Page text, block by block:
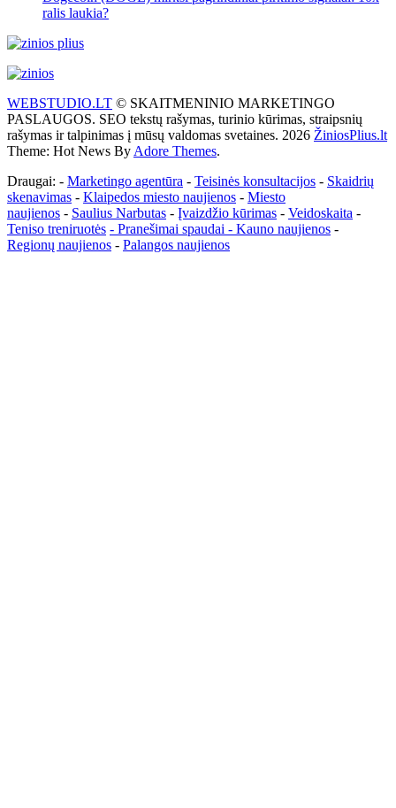
ralis laukia?
WEBSTUDIO.LT © SKAITMENINIO MARKETINGO
PASLAUGOS. SEO tekstų rašymas, turinio kūrimas, straipsnių
rašymas ir talpinimas į mūsų valdomas svetaines. 2026 ŽiniosPlius.lt
Theme: Hot News By Adore Themes.
Draugai: - Marketingo agentūra - Teisinės konsultacijos - Skaidrių
skenavimas - Klaipedos miesto naujienos - Miesto
naujienos - Saulius Narbutas - Įvaizdžio kūrimas - Veidoskaita -
Teniso treniruotės - Pranešimai spaudai - Kauno naujienos -
Regionų naujienos - Palangos naujienos